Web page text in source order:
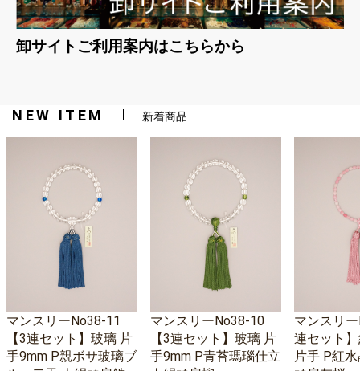
卸サイトご利用案内はこちらから
NEW ITEM 新着商品
マンスリーNo38-11
【3連セット】玻璃 片
手9mm P親ボサ玻璃ブ
マンスリーNo38-10
【3連セット】玻璃 片
手9mm P青苔瑪瑙仕立
マンスリ
連セット
片手 P紅